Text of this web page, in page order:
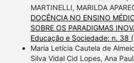
MARTINELLI, MARILDA
DOCÊNCIA NO ENSINO
SOBRE OS PARADIGMAS
Educação e Sociedade: n. 38
Maria Letícia Cautela de
Silva Vidal Cid Lopes, Ana